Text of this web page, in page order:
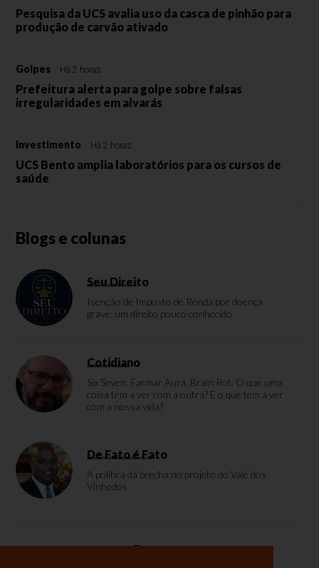
Pesquisa da UCS avalia uso da casca de pinhão para
produção de carvão ativado
Golpes Há 2 horas
Prefeitura alerta para golpe sobre falsas
irregularidades em alvarás
Investimento Há 2 horas
UCS Bento amplia laboratórios para os cursos de
saúde
Blogs e colunas
Seu Direito
Isenção de Imposto de Renda por doença
grave: um direito pouco conhecido
Cotidiano
Six Seven, Farmar Aura, Brain Rot. O que uma
coisa tem a ver com a outra? E o que tem a ver
com a nossa vida?
De Fato é Fato
A política da brecha no projeto do Vale dos
Vinhedos
Enquete